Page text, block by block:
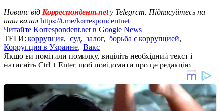
Новини від Корреспондент.net у Telegram. Підписуйтесь на
наш канал https://t.me/korrespondentnet
Читайте Korrespondent.net в Google News
ТЕГИ: коррупция, суд, залог, борьба с коррупцией,
Коррупция в Украине, Вакс
Якщо ви помітили помилку, виділіть необхідний текст і
натисніть Ctrl + Enter, щоб повідомити про це редакцію.